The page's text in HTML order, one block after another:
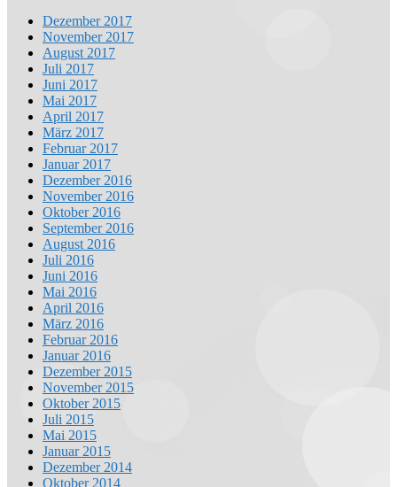
Dezember 2017
November 2017
August 2017
Juli 2017
Juni 2017
Mai 2017
April 2017
März 2017
Februar 2017
Januar 2017
Dezember 2016
November 2016
Oktober 2016
September 2016
August 2016
Juli 2016
Juni 2016
Mai 2016
April 2016
März 2016
Februar 2016
Januar 2016
Dezember 2015
November 2015
Oktober 2015
Juli 2015
Mai 2015
Januar 2015
Dezember 2014
Oktober 2014